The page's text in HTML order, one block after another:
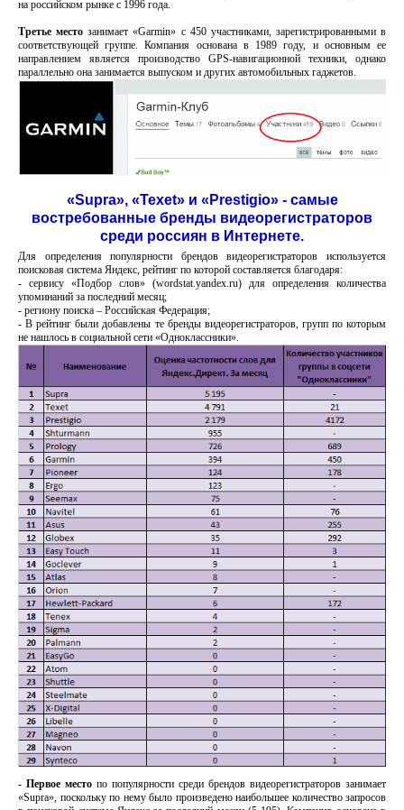
на российском рынке с 1996 года.
Третье местозанимает «Garmin» с 450 участниками, зарегистрированными в
соответствующей группе. Компания основана в 1989 году, и основным ее
направлением является производство GPS-навигационной техники, однако
параллельно она занимается выпуском и других автомобильных гаджетов.
«Supra», «Texet» и «Prestigio» - самые
востребованные бренды видеорегистраторов
среди россиян в Интернете.
Для определения популярности брендов видеорегистраторов используется
поисковая система Яндекс, рейтинг по которой составляется благодаря:
- сервису «Подбор слов» (wordstat.yandex.ru) для определения количества
упоминаний за последний месяц;
- региону поиска – Российская Федерация;
- В рейтинг были добавлены те бренды видеорегистраторов, групп по которым
не нашлось в социальной сети «Одноклассники».
- Первое место по популярности среди брендов видеорегистраторов занимает
«Supra», поскольку по нему было произведено наибольшее количество запросов